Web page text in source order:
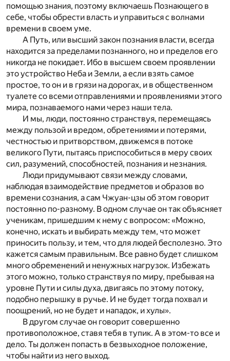
помощью знания, поэтому включаешь Познающего в
себе, чтобы обрести власть и управиться с волнами
времени в своем уме.
А Путь, или высший закон познания власти, всегда
находится за пределами познанного, но и пределов его
никогда не покидает. Ибо в высшем своем проявлении
это устройство Неба и Земли, а если взять самое
простое, то он и в грязи на дорогах, и в общественном
туалете со всеми отправлениями и проявлениями этого
мира, познаваемого нами через наши тела.
И мы, люди, постоянно странствуя, перемещаясь
между пользой и вредом, обретениями и потерями,
честностью и притворством, движемся в потоке
великого Пути, пытаясь приспособиться в меру своих
сил, разумений, способностей, познания и незнания.
Люди придумывают связи между словами,
наблюдая взаимодействие предметов и образов во
времени сознания, а сам Чжуан-цзы об этом говорит
постоянно по-разному. В одном случае он так объясняет
ученикам, пришедшим к нему с вопросом: «Можно,
конечно, искать и выбирать между тем, что может
приносить пользу, и тем, что для людей бесполезно. Это
кажется самым правильным. Все равно будет слишком
много обременений и ненужных нагрузок. Избежать
этого можно, только странствуя по миру, пребывая на
уровне Пути и силы духа, двигаясь по этому потоку,
подобно перышку в ручье. И не будет тогда похвал и
поощрений, но не будет и нападок, и хулы».
В другом случае он говорит совершенно
противоположное, ставя тебя в тупик. А в этом-то все и
дело. Ты должен попасть в безвыходное положение,
чтобы найти из него выход.